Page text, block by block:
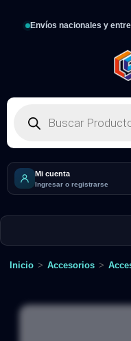
Envíos nacionales y
Mi cuenta
Ingresar o registrarse
Inicio > Accesorios >